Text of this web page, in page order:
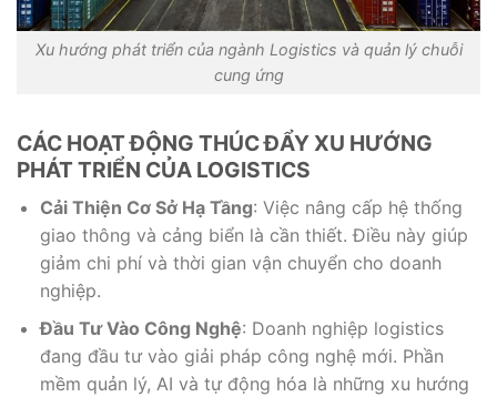
Xu hướng phát triển của ngành Logistics và quản lý chuỗi
cung ứng
CÁC HOẠT ĐỘNG THÚC ĐẨY XU HƯỚNG
PHÁT TRIỂN CỦA LOGISTICS
Cải Thiện Cơ Sở Hạ Tầng: Việc nâng cấp hệ thống
giao thông và cảng biển là cần thiết. Điều này giúp
giảm chi phí và thời gian vận chuyển cho doanh
nghiệp.
Đầu Tư Vào Công Nghệ: Doanh nghiệp logistics
đang đầu tư vào giải pháp công nghệ mới. Phần
mềm quản lý, AI và tự động hóa là những xu hướng